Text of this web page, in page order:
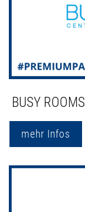
BUSY ROOMS
mehr Infos